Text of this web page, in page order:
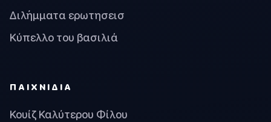
Διλήμματα ερωτησεισ
Κύπελλο του βασιλιά
ΠΑΙΧΝΊΔΙΑ
Κουίζ Καλύτερου Φίλου